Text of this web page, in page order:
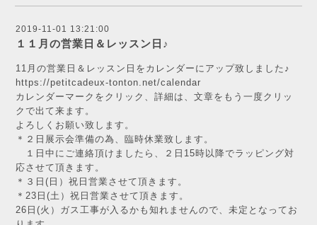
2019-11-01 13:21:00
１１月の営業日＆レッスン日♪
11月の営業日＆レッスン日をカレンダーにアップ致しました♪
https://petitcadeux-tonton.net/calendar
カレンダーマークをクリック、詳細は、文章をもう一度クリッ
クで出て来ます。
よろしくお願い致します。
＊２日展示会準備の為、臨時休業致します。
１日中にご連絡頂けましたら、２日15時以降でラッピング対
応させて頂きます。
＊３日(日）祝日営業させて頂きます。
＊23日(土）祝日営業させて頂きます。
26日(火）ガス工事が入るかも知れませんので、未定となってお